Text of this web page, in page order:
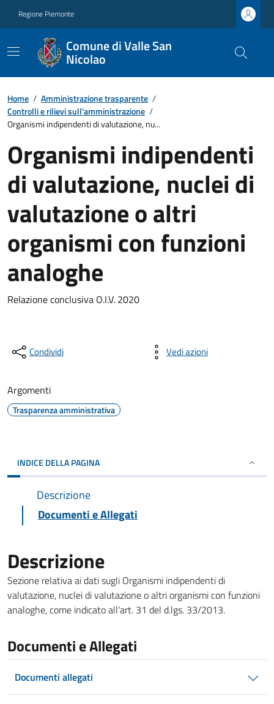
Regione Piemonte
Comune di Valle San
Nicolao
Home / Amministrazione trasparente /
Controlli e rilievi sull'amministrazione /
Organismi indipendenti di valutazione, nu...
Organismi indipendenti
di valutazione, nuclei di
valutazione o altri
organismi con funzioni
analoghe
Relazione conclusiva O.I.V. 2020
Condividi Vedi azioni
Argomenti
Trasparenza amministrativa
INDICE DELLA PAGINA
Descrizione
Documenti e Allegati
Descrizione
Sezione relativa ai dati sugli Organismi indipendenti di
valutazione, nuclei di valutazione o altri organismi con funzioni
analoghe, come indicato all'art. 31 del d.lgs. 33/2013.
Documenti e Allegati
Documenti allegati